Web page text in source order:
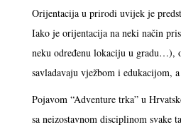
Orijentacija u prirodi uvijek je
Iako je orijentacija na neki način
neku određenu lokaciju u gradu…),
savladavaju vježbom i edukacijom,
Pojavom “Adventure trka” u
sa neizostavnom disciplinom svake